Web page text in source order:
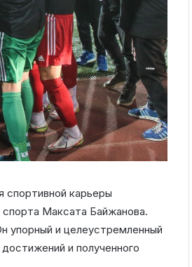
карьеры
спорта Максата Байжанова.
упорный и целеустремленный
и полученного